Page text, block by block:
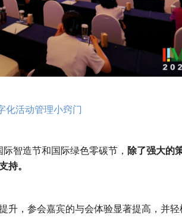
化活动管理小窍门
智造节和国际绿色零碳节， 除了强大的
持。
升，参会嘉宾的与会体验显著提高，并